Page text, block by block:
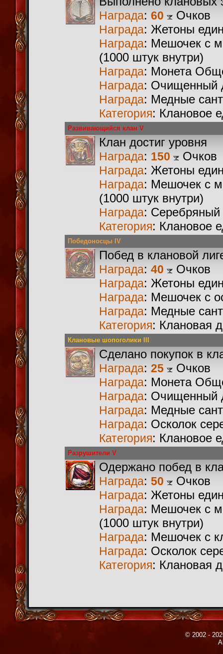
Награда: 60 Очков
Награда: Жетоны
Награда: Мешочек с
(1000 штук внутри)
Награда: Монета
Награда: Очищенный
Награда: Медные
Категория: Клановое
Развивающийся клан V
Клан достиг уровня
Награда: 150 Очков
Награда: Жетоны
Награда: Мешочек с
(1000 штук внутри)
Награда: Серебряный
Категория: Клановое
Победоносцы IV
Побед в клановой
Награда: 40 Очков
Награда: Жетоны
Награда: Мешочек с
Награда: Медные
Категория: Клановая
Клановые шопоголики III
Сделано покупок в
Награда: 25 Очков
Награда: Монета
Награда: Очищенный
Награда: Медные
Награда: Осколок
Категория: Клановое
Разрушители V
Одержано побед в
Награда: 50 Очков
Награда: Жетоны
Награда: Мешочек с
(1000 штук внутри)
Награда: Мешочек с
Награда: Осколок
Категория: Клановая
© 2002 -